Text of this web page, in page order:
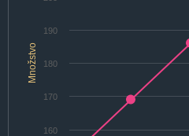
Množstvo
160
170
180
190